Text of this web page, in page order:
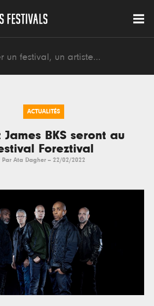
ACTUALITÉS
BKS seront au
Foreztival
Par Ata Dagher -- 22/02/2022